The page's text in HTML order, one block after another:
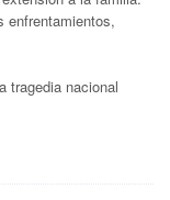
enfrentamientos,
tragedia nacional